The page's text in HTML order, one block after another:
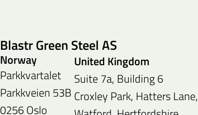
Blastr Green Steel AS
Norway
Parkkvartalet
Parkkveien 53B
0256 Oslo
United Kingdom
Suite 7a, Building 6
Croxley Park, Hatters Lane,